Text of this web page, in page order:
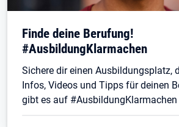
Finde deine Berufung!
#AusbildungKlarmachen
Sichere dir einen Ausbildungsplatz,
Infos, Videos und Tipps für deinen
gibt es auf #AusbildungKlarmachen